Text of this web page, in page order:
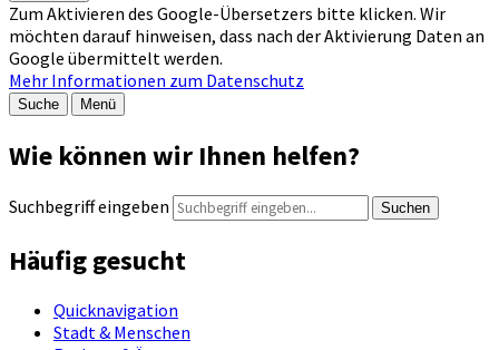
Zum Aktivieren des Google-Übersetzers bitte klicken. Wir
möchten darauf hinweisen, dass nach der Aktivierung Daten an
Google übermittelt werden.
Mehr Informationen zum Datenschutz
Suche Menü
Wie können wir Ihnen helfen?
Suchbegriff eingeben Suchen
Häufig gesucht
Quicknavigation
Stadt & Menschen